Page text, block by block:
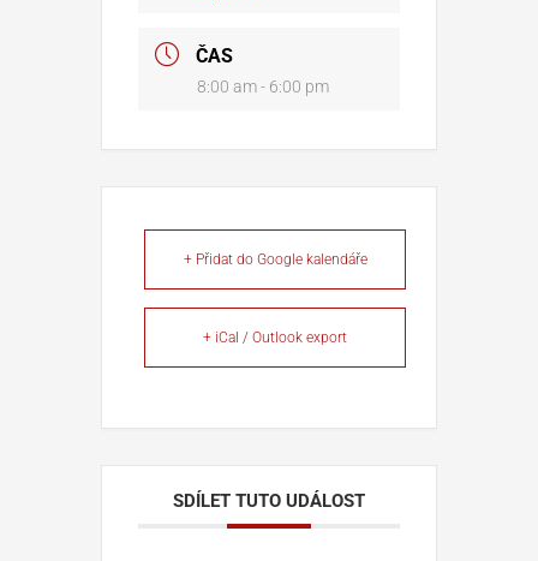
ČAS
8:00 am - 6:00 pm
+ Přidat do Google kalendáře
+ iCal / Outlook export
SDÍLET TUTO UDÁLOST